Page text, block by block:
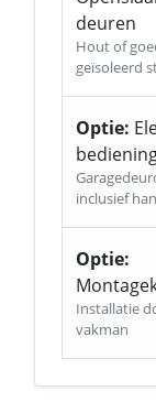
deuren
Hout of
geïsoleerd
Optie:
inclusief
Optie:
Installatie
vakman